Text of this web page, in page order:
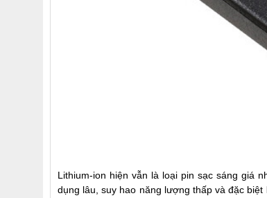
Lithium-ion hiện vẫn là loại pin sạc sáng giá
dụng lâu, suy hao năng lượng thấp và đặc